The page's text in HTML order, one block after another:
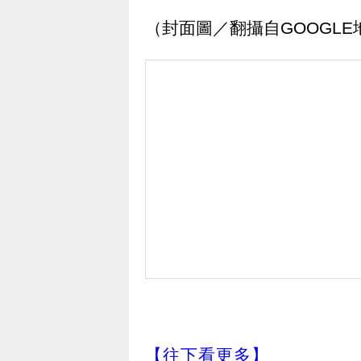
（封面圖／翻攝自GOOGLE
【往下看更多】